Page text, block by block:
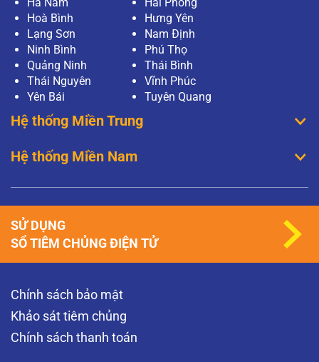
Hoà Bình
Hưng Yên
Lạng Sơn
Nam Định
Ninh Bình
Phú Thọ
Quảng Ninh
Thái Bình
Thái Nguyên
Vĩnh Phúc
Yên Bái
Tuyên Quang
Hệ thống Miền Trung
Hệ thống Miền Nam
Chính sách bảo mật
Khảo sát tiêm chủng
Chính sách thanh toán
SỬ DỤNG
SỔ TIÊM CHỦNG ĐIỆN TỬ